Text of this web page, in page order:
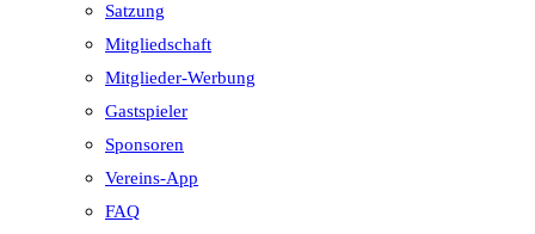
Satzung
Mitgliedschaft
Mitglieder-Werbung
Gastspieler
Sponsoren
Vereins-App
FAQ